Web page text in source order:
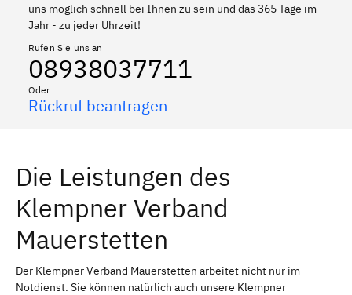
uns möglich schnell bei Ihnen zu sein und das 365 Tage im
Jahr - zu jeder Uhrzeit!
Rufen Sie uns an
08938037711
Oder
Rückruf beantragen
Die Leistungen des
Klempner Verband
Mauerstetten
Der Klempner Verband Mauerstetten arbeitet nicht nur im
Notdienst. Sie können natürlich auch unsere Klempner